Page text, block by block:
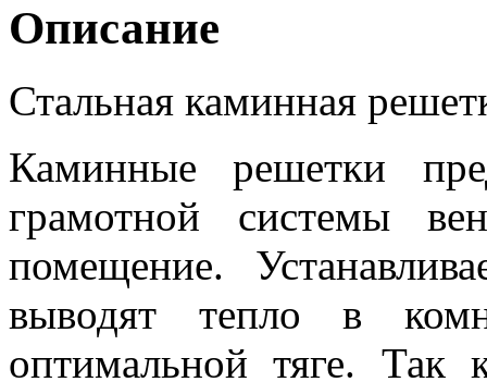
Описание
Стальная каминная
Каминные решетки
грамотной системы
помещение.
выводят тепло в
оптимальной тяге.